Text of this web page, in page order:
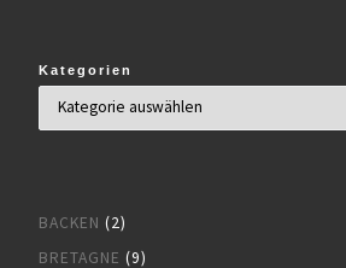
Kategorien
BACKEN (2)
BRETAGNE (9)